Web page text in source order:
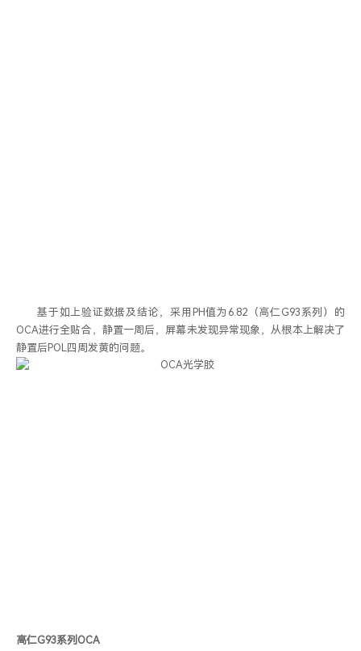
基于如上验证数据及结论，采用PH值为6.82（高仁G93系列）的
OCA进行全贴合，静置一周后，屏幕未发现异常现象，从根本上解决了
静置后POL四周发黄的问题。
高仁G93系列OCA